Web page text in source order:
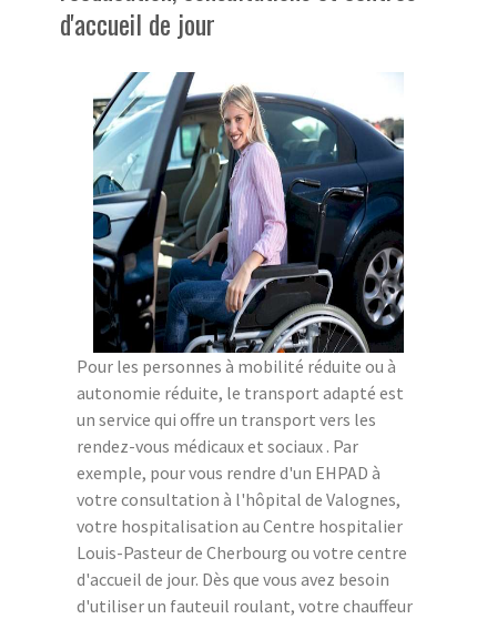
d'accueil de jour
Pour les personnes à mobilité réduite ou à
autonomie réduite, le transport adapté est
un service qui offre un transport vers les
rendez-vous médicaux et sociaux . Par
exemple, pour vous rendre d'un EHPAD à
votre consultation à l'hôpital de Valognes,
votre hospitalisation au Centre hospitalier
Louis-Pasteur de Cherbourg ou votre centre
d'accueil de jour. Dès que vous avez besoin
d'utiliser un fauteuil roulant, votre chauffeur